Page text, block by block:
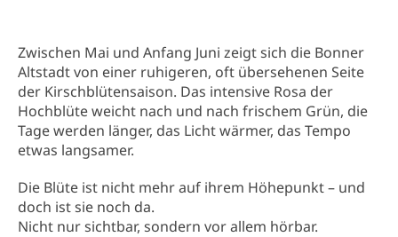
Zwischen Mai und Anfang Juni zeigt sich die Bonner
Altstadt von einer ruhigeren, oft übersehenen Seite
der Kirschblütensaison. Das intensive Rosa der
Hochblüte weicht nach und nach frischem Grün, die
Tage werden länger, das Licht wärmer, das Tempo
etwas langsamer.
Die Blüte ist nicht mehr auf ihrem Höhepunkt – und
doch ist sie noch da.
Nicht nur sichtbar, sondern vor allem hörbar.